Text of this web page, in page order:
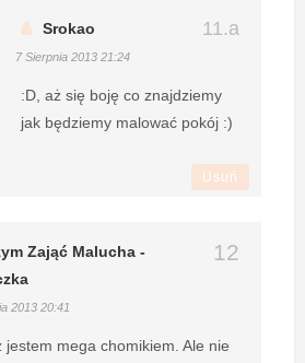
Srokao
7 Sierpnia 2013 21:24
:D, aż się boję co znajdziemy
jak będziemy malować pokój :)
Usuń
Zająć Malucha -
2013 20:41
jestem mega chomikiem. Ale nie